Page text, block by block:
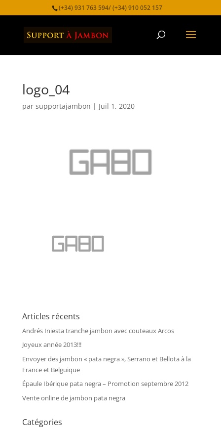
(+34) 931 763 594/ (+34) 910 052 157
logo_04
par supportajambon | Juil 1, 2020
Articles récents
Andrés Iniesta tranche jambon avec couteaux Arcos
Joyeux année 2013!!!
Envoyer des jambon « pata negra », Serrano et Bellota à la
France et Belguique
Épaule Ibérique pata negra – Promotion septembre 2012
Vente online de jambon pata negra
Catégories